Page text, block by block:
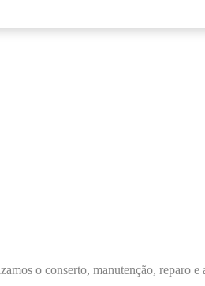
o conserto, manutenção, reparo e